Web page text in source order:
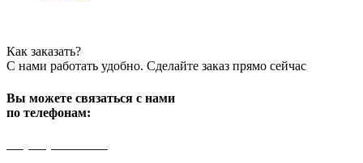
Как заказать?
С нами работать удобно. Сделайте заказ прямо сейчас
Вы можете связаться с нами
по телефонам: